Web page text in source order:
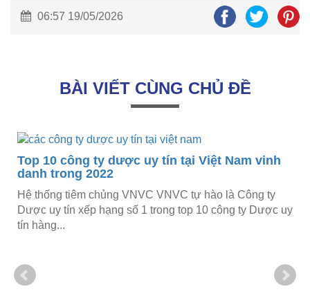
06:57 19/05/2026
BÀI VIẾT CÙNG CHỦ ĐỀ
Top 10 công ty dược uy tín tại Việt Nam vinh
danh trong 2022
Hệ thống tiêm chủng VNVC VNVC tự hào là Công ty
Dược uy tín xếp hạng số 1 trong top 10 công ty Dược uy
tín hàng...